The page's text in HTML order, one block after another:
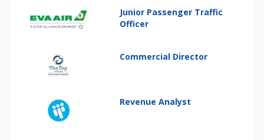
Junior Passenger Traffic
Officer
Commercial Director
Revenue Analyst